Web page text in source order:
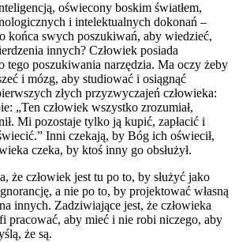
oświecony boskim światłem,
i intelektualnych dokonań –
końca swych poszukiwań, aby wiedzieć,
innych? Człowiek posiada
tego poszukiwania narzędzia. Ma oczy żeby
i mózg, aby studiować i osiągnąć
złych przyzwyczajeń człowieka:
„Ten człowiek wszystko zrozumiał,
Mi pozostaje tylko ją kupić, zapłacić i
Inni czekają, by Bóg ich oświecił,
czeka, by ktoś inny go obsłużył.
że człowiek jest tu po to, by służyć jako
a nie po to, by projektować własną
innych. Zadziwiające jest, że człowieka
pracować, aby mieć i nie robi niczego, aby
że są.